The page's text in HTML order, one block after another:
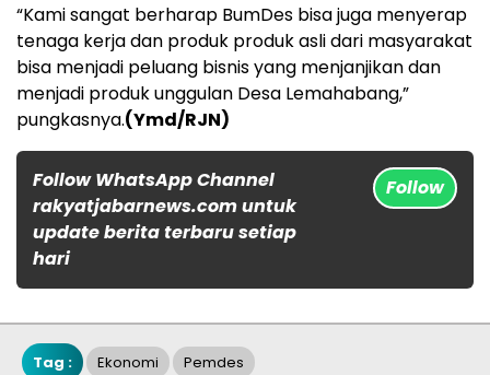
“Kami sangat berharap BumDes bisa juga menyerap
tenaga kerja dan produk produk asli dari masyarakat
bisa menjadi peluang bisnis yang menjanjikan dan
menjadi produk unggulan Desa Lemahabang,”
pungkasnya.(Ymd/RJN)
Follow WhatsApp Channel
rakyatjabarnews.com untuk
update berita terbaru setiap
hari
Follow
Tag : Ekonomi Pemdes